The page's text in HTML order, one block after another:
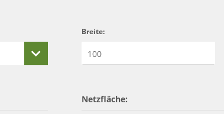
Breite:
Netzfläche: